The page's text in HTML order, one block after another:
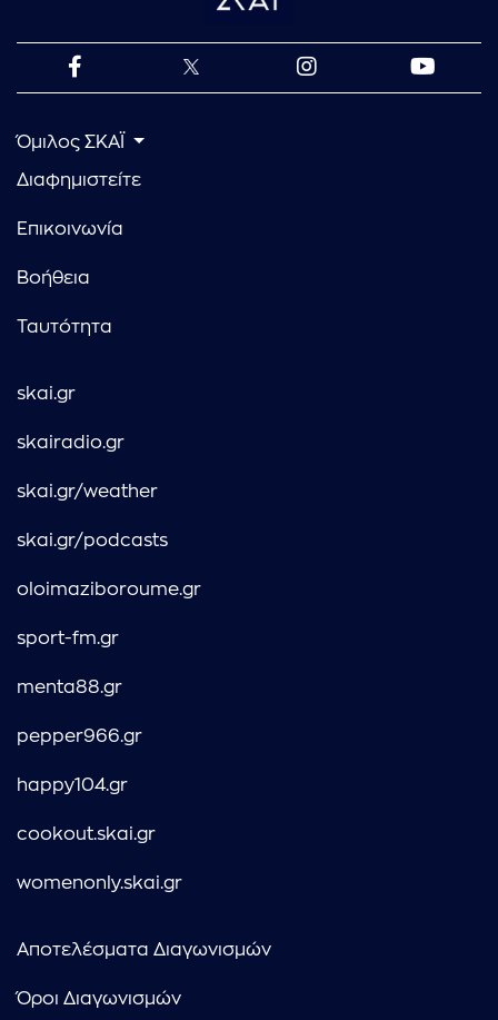
Όμιλος ΣΚΑΪ
Διαφημιστείτε
Επικοινωνία
Βοήθεια
Ταυτότητα
skai.gr
skairadio.gr
skai.gr/weather
skai.gr/podcasts
oloimaziboroume.gr
sport-fm.gr
menta88.gr
pepper966.gr
happy104.gr
cookout.skai.gr
womenonly.skai.gr
Αποτελέσματα Διαγωνισμών
Όροι Διαγωνισμών